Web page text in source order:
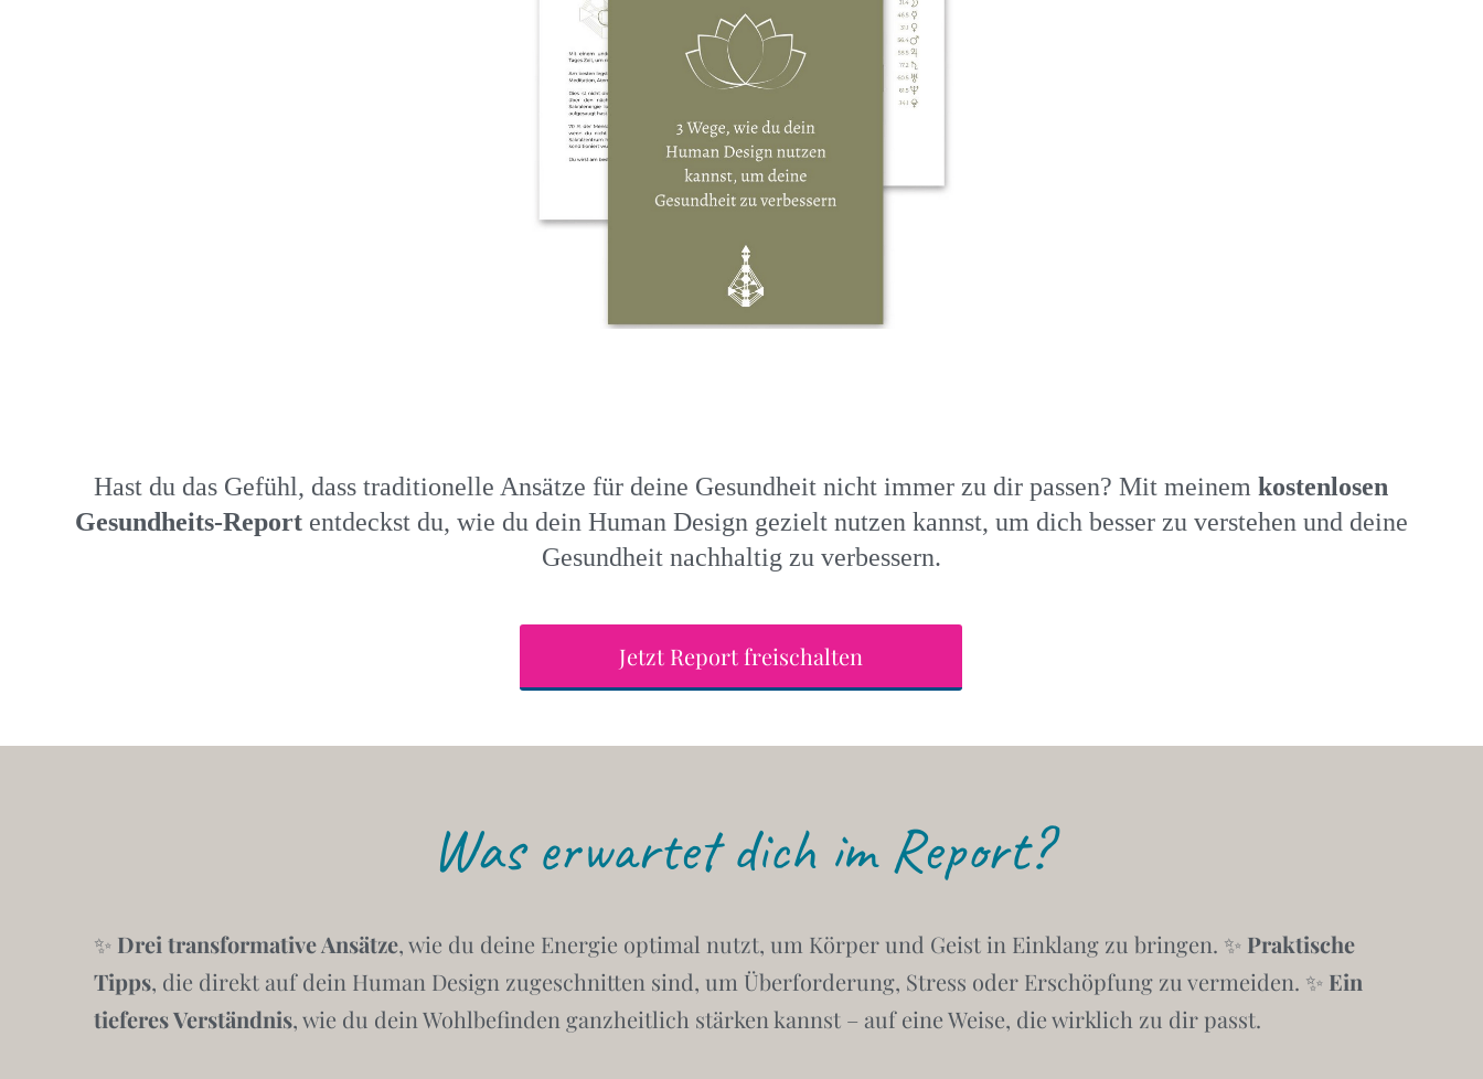
Hast du das Gefühl, dass traditionelle Ansätze für deine Gesundheit nicht immer zu dir passen? Mit meinemkostenlosen
Gesundheits-Reportentdeckst du, wie du dein Human Design gezielt nutzen kannst, um dich besser zu verstehen und deine
Gesundheit nachhaltig zu verbessern.
Jetzt Report freischalten
Was erwartet dich im Report?
✨ Drei transformative Ansätze, wie du deine Energie optimal nutzt, um Körper und Geist in Einklang zu bringen. ✨ Praktische
Tipps, die direkt auf dein Human Design zugeschnitten sind, um Überforderung, Stress oder Erschöpfung zu vermeiden. ✨ Ein
tieferes Verständnis, wie du dein Wohlbefinden ganzheitlich stärken kannst – auf eine Weise, die wirklich zu dir passt.